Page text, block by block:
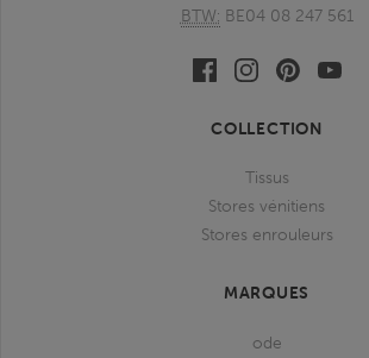
BTW: BE04 08 247 561
FacebookLinkedinPinterestYoutube
COLLECTION
Tissus
Stores vénitiens
Stores enrouleurs
MARQUES
ode